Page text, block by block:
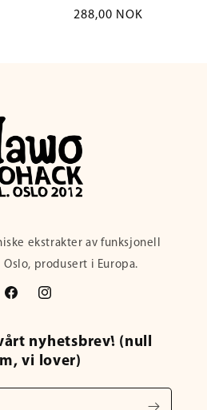
Vanlig
288,00 NOK
ekstrakter av funksjonell
produsert i Europa.
FacebookInstagram
nyhetsbrev! (null
vi lover)